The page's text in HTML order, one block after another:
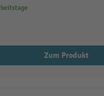
Zum Produkt